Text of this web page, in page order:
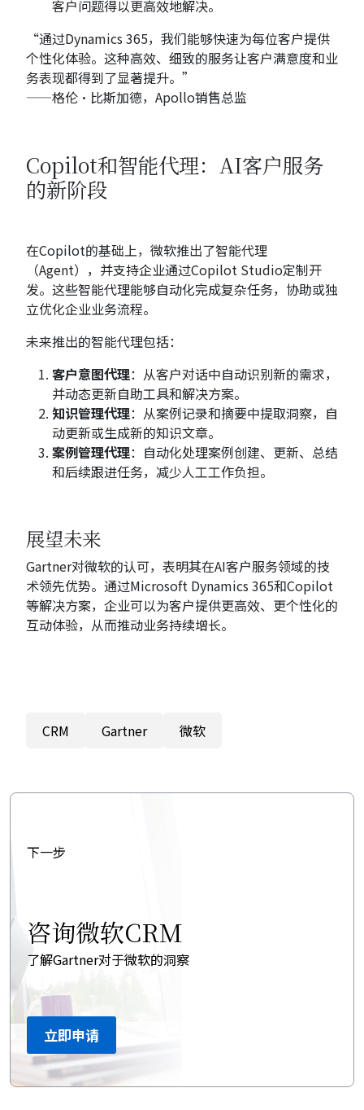
客户问题得以更高效地解决。
“通过Dynamics 365，我们能够快速为每位客户提供
个性化体验。这种高效、细致的服务让客户满意度和业
务表现都得到了显著提升。”
——格伦·比斯加德，Apollo销售总监
Copilot和智能代理：AI客户服务
的新阶段
在Copilot的基础上，微软推出了智能代理
（Agent），并支持企业通过Copilot Studio定制开
发。这些智能代理能够自动化完成复杂任务，协助或独
立优化企业业务流程。
未来推出的智能代理包括：
客户意图代理：从客户对话中自动识别新的需求，
并动态更新自助工具和解决方案。
知识管理代理：从案例记录和摘要中提取洞察，自
动更新或生成新的知识文章。
案例管理代理：自动化处理案例创建、更新、总结
和后续跟进任务，减少人工工作负担。
展望未来
Gartner对微软的认可，表明其在AI客户服务领域的技
术领先优势。通过Microsoft Dynamics 365和Copilot
等解决方案，企业可以为客户提供更高效、更个性化的
互动体验，从而推动业务持续增长。
CRM Gartner 微软
下一步
咨询微软CRM
了解Gartner对于微软的洞察
立即申请